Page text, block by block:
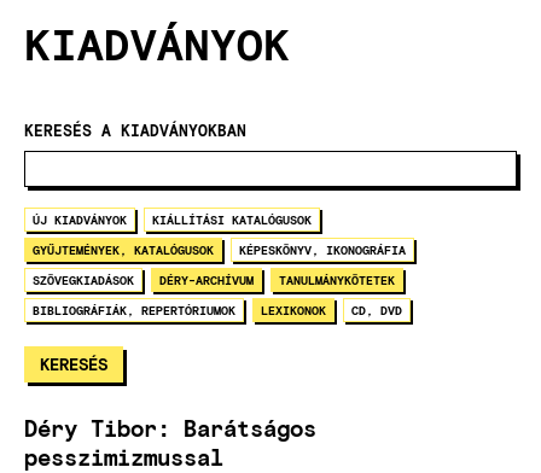
KIADVÁNYOK
KERESÉS A KIADVÁNYOKBAN
ÚJ KIADVÁNYOK KIÁLLÍTÁSI KATALÓGUSOK
GYŰJTEMÉNYEK, KATALÓGUSOK KÉPESKÖNYV, IKONOGRÁFIA
SZÖVEGKIADÁSOK DÉRY-ARCHÍVUM TANULMÁNYKÖTETEK
BIBLIOGRÁFIÁK, REPERTÓRIUMOK LEXIKONOK CD, DVD
Déry Tibor: Barátságos
pesszimizmussal